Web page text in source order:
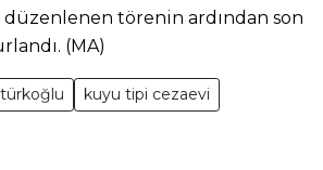
törenin ardından son
(MA)
kuyu tipi cezaevi